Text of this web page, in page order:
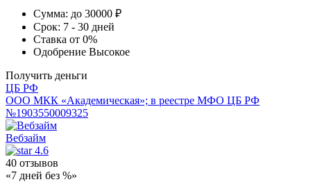
Сумма: до 30000 ₽
Срок: 7 - 30 дней
Ставка от 0%
Одобрение Высокое
Получить деньги
ЦБ РФ
ООО МКК «Академическая»; в реестре МФО ЦБ РФ
№1903550009325
Вебзайм
4.6
40 отзывов
«7 дней без %»